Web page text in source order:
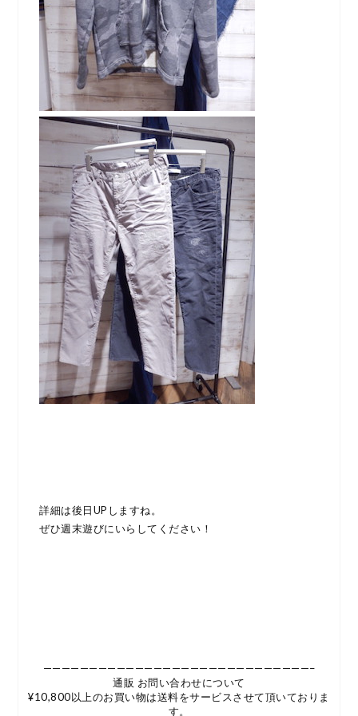
詳細は後日UPしますね。
ぜひ週末遊びにいらしてください！
—————————————————————————————–
通販 お問い合わせについて
¥10,800以上のお買い物は送料をサービスさせて頂いておりま
す。